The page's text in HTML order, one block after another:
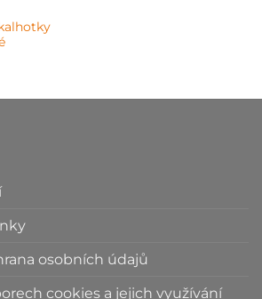
osobních údajů
cookies a jejich využívání